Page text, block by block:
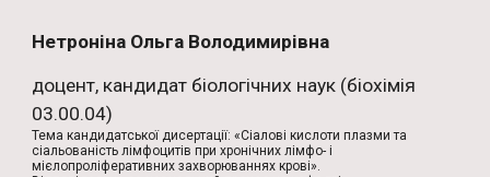
Нетроніна Ольга Володимирівна
доцент, кандидат біологічних наук (біохімія
03.00.04)
Тема кандидатської дисертації: «Сіалові кислоти плазми та
сіальованість лімфоцитів при хронічних лімфо- і
мієлопроліферативних захворюваннях крові».